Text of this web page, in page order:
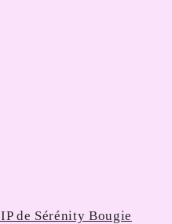
de Sérénity Bougie